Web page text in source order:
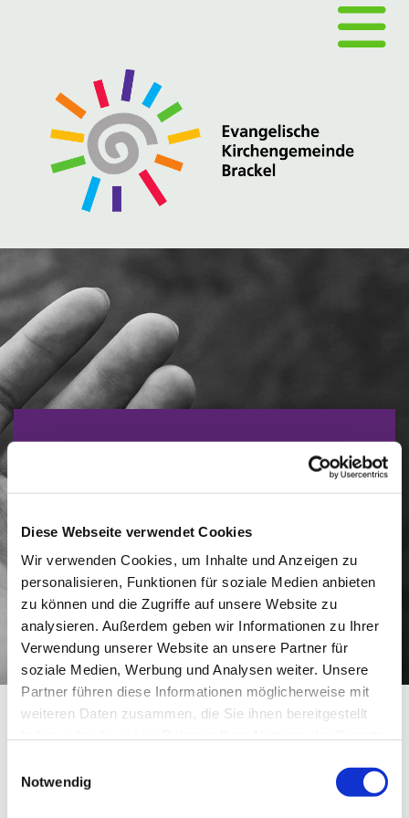
Diese Webseite verwendet Cookies
Wir verwenden Cookies, um Inhalte und Anzeigen zu
personalisieren, Funktionen für soziale Medien anbieten
zu können und die Zugriffe auf unsere Website zu
analysieren. Außerdem geben wir Informationen zu Ihrer
Verwendung unserer Website an unsere Partner für
soziale Medien, Werbung und Analysen weiter. Unsere
Partner führen diese Informationen möglicherweise mit
weiteren Daten zusammen, die Sie ihnen bereitgestellt
Notwendig
Begleitung in Krisen/kritischen
Situationen
Im Mittelpunkt unserer Arbeit steht der hilfesuchende
und notleidende Mensch – ungeachtet seines